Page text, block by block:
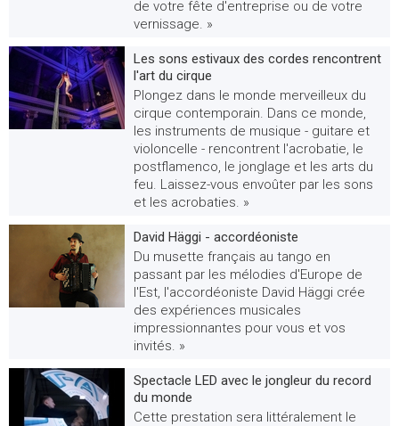
de votre fête d'entreprise ou de votre
vernissage. »
Les sons estivaux des cordes rencontrent
l'art du cirque
Plongez dans le monde merveilleux du
cirque contemporain. Dans ce monde,
les instruments de musique - guitare et
violoncelle - rencontrent l'acrobatie, le
postflamenco, le jonglage et les arts du
feu. Laissez-vous envoûter par les sons
et les acrobaties. »
David Häggi - accordéoniste
Du musette français au tango en
passant par les mélodies d'Europe de
l'Est, l'accordéoniste David Häggi crée
des expériences musicales
impressionnantes pour vous et vos
invités. »
Spectacle LED avec le jongleur du record
du monde
Cette prestation sera littéralement le